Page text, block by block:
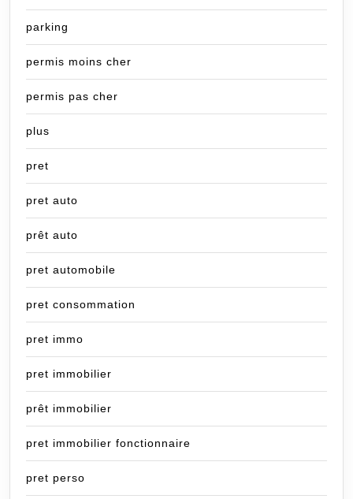
parking
permis moins cher
permis pas cher
plus
pret
pret auto
prêt auto
pret automobile
pret consommation
pret immo
pret immobilier
prêt immobilier
pret immobilier fonctionnaire
pret perso